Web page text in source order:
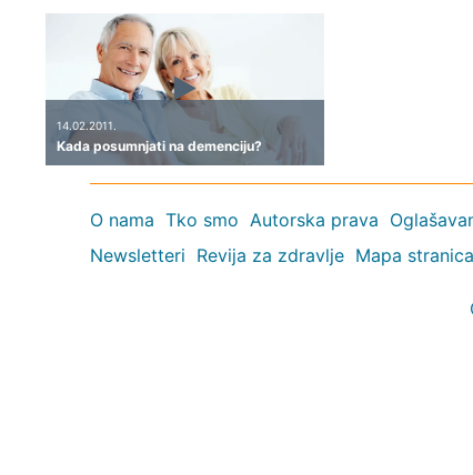
14.02.2011.
Kada posumnjati na demenciju?
O nama Tko smo Autorska prava
Newsletteri Revija za zdravlje Mapa stranica